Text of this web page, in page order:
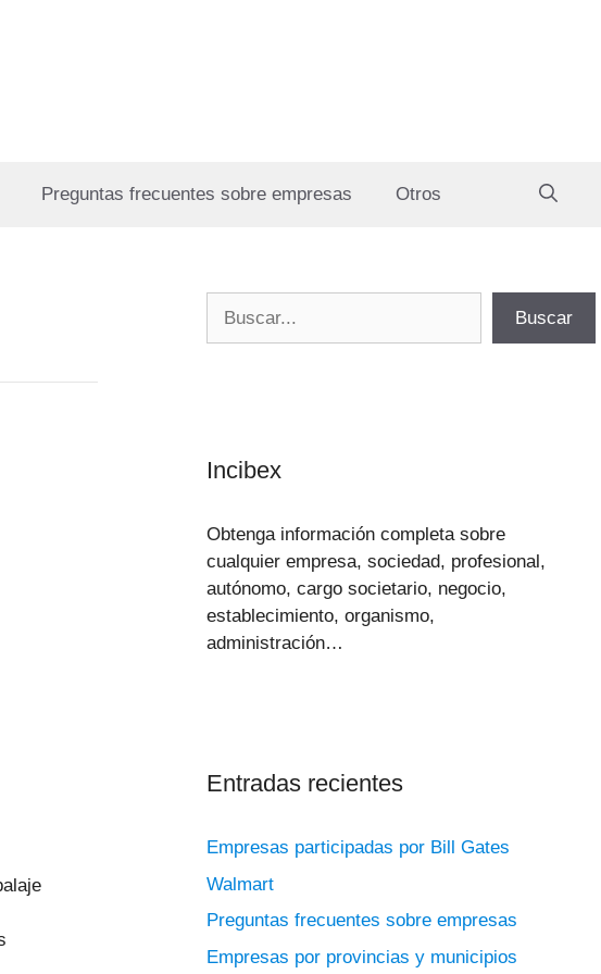
Preguntas frecuentes sobre empresas Otros
Buscar
Incibex
Obtenga información completa sobre
cualquier empresa, sociedad, profesional,
autónomo, cargo societario, negocio,
establecimiento, organismo,
administración…
Entradas recientes
Empresas participadas por Bill Gates
Walmart
Preguntas frecuentes sobre empresas
Empresas por provincias y municipios